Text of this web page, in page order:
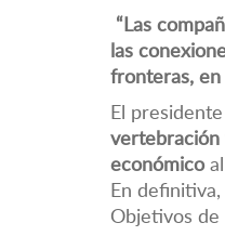
“Las
las
fronteras, en
El
vertebración
económicoal
En
Objetivos de